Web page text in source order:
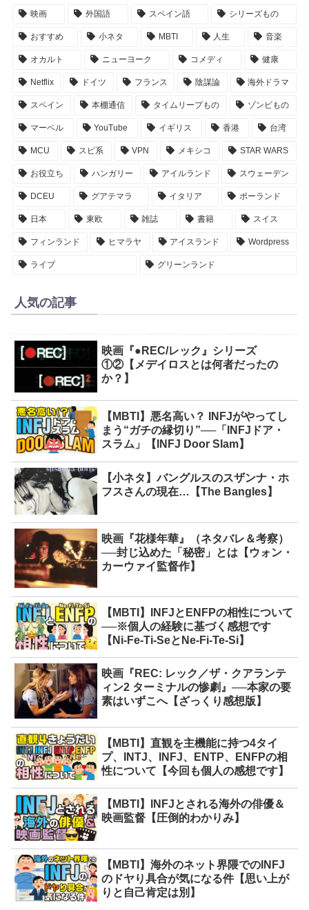
映画 外国語 スペイン語 シリーズもの
おすすめ 小ネタ MBTI 人生 音楽
オカルト ニューヨーク コメディ 健康
Netflix ドイツ フランス 陰謀論 海外ドラマ
スペイン 本棚通信 タイムリープもの ゾンビもの
マーベル YouTube イギリス 香港 台湾
MCU スピ系 VPN メキシコ STAR WARS
お役立ち ハンガリー アイルランド スウェーデン
DCEU グアテマラ イタリア ポーランド
日本 東欧 雑誌 書籍 スイス
フィンランド ヒマラヤ アイスランド Wordpress
ライブ グリーンランド
人気の記事
映画『●REC/レック』シリーズ
①②【メデイロスとは何者だったの
か？】
【MBTI】悪名高い？ INFJがやってし
まう“ガチの縁切り”──「INFJドア・
スラム」【INFJ Door Slam】
【小ネタ】バングルスのスザンナ・ホ
フスさんの現在…【The Bangles】
映画『花様年華』（ネタバレ＆考察）
──封じ込めた「秘密」とは【ウォン・
カーウァイ監督作】
【MBTI】INFJとENFPの相性について
──※個人の経験に基づく感想です
【Ni-Fe-Ti-SeとNe-Fi-Te-Si】
映画『REC: レック／ザ・クアランテ
ィン2 ターミナルの惨劇』──本家の要
素はいずこへ【ざっくり感想版】
【MBTI】直観を主機能に持つ4タイ
プ、INTJ、INFJ、ENTP、ENFPの相
性について【今回も個人の感想です】
【MBTI】INFJとされる海外の俳優＆
映画監督【圧倒的わかりみ】
【MBTI】海外のネット界隈でのINFJ
のドヤり具合が気になる件【思い上が
りと自己肯定は別】